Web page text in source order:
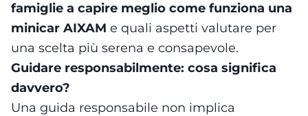
famiglie a capire meglio come funziona una
minicar AIXAM e quali aspetti valutare per
una scelta più serena e consapevole.
Guidare responsabilmente: cosa significa
davvero?
Una guida responsabile non implica